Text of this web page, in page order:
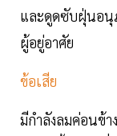
และดูดซับฝุ่นอนุ
ผู้อยู่อาศัย
ข้อเสีย
มีกำลังลมค่อนข้า